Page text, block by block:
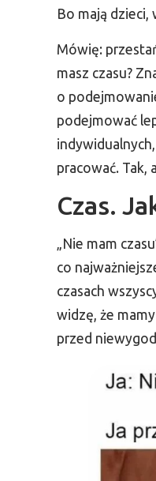
Bo mają dzieci,
Mówię:
masz czasu?
o
podejmować
pracować. Tak,
Czas.
„Nie mam
co
czasach
widzę, że
przed